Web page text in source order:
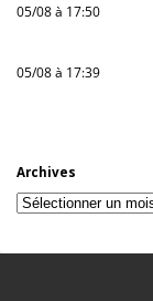
05/08 à 17:50
05/08 à 17:39
Archives
Archives